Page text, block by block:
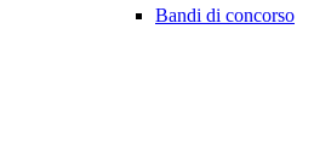
Bandi di concorso